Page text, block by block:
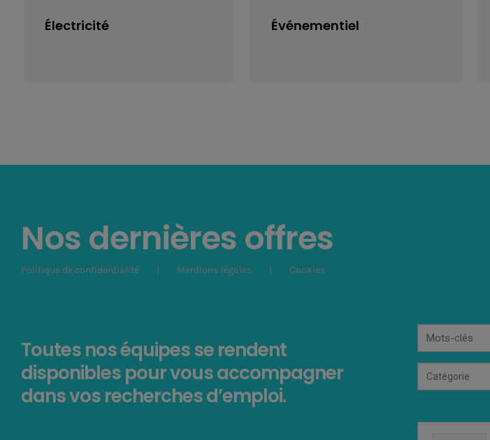
Électricité Événementiel
Nos dernières offres
Politique de confidentialité Mentions légales Cookies
Toutes nos équipes se rendent
disponibles pour vous accompagner
dans vos recherches d’emploi.
clés